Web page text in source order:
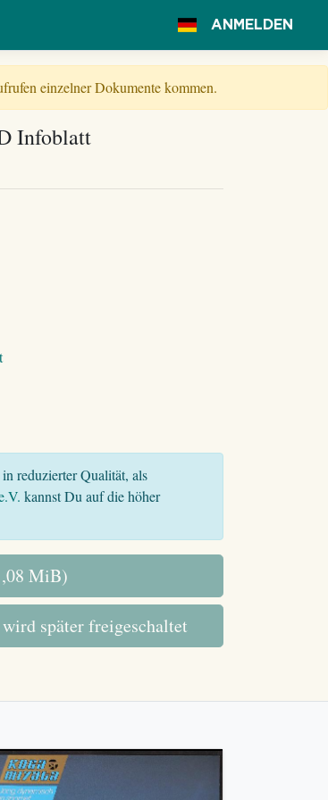
ANMELDEN
einzelner Dokumente kommen.
Infoblatt
reduzierter Qualität, als
kannst Du auf die höher
MiB)
später freigeschaltet